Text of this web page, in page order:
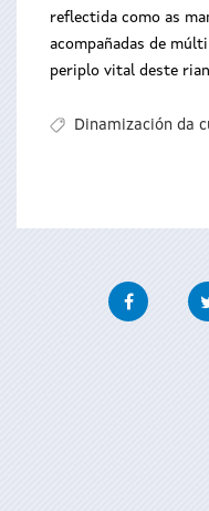
reflectida como as
acompañadas de
periplo vital deste
Dinamización da